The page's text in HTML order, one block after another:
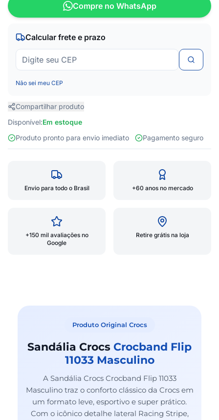
Compre no WhatsApp
Calcular frete e prazo
Não sei meu CEP
Compartilhar produto
Disponível:Em estoque
Produto pronto para envio imediato
Pagamento seguro
Envio para todo o Brasil +60 anos no mercado
+150 mil avaliações no
Google
Retire grátis na loja
Produto Original Crocs
Sandália Crocs Crocband Flip
11033 Masculino
A Sandália Crocs Crocband Flip 11033
Masculino traz o conforto clássico da Crocs em
um formato leve, esportivo e super prático.
Com o icônico detalhe lateral Racing Stripe,